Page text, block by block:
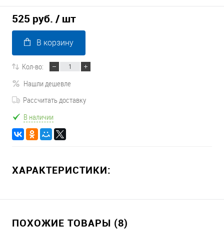
525 руб. / шт
В корзину
Кол-во:
Нашли дешевле
Рассчитать доставку
В наличии
ХАРАКТЕРИСТИКИ:
ПОХОЖИЕ ТОВАРЫ (8)